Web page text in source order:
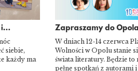
siebie,
każdy ma
Zapraszamy do
W dniach 12-14 czerwca
Wolności w Opolu stanie
świata literatury. Będzie to
pełne spotkań z autorami